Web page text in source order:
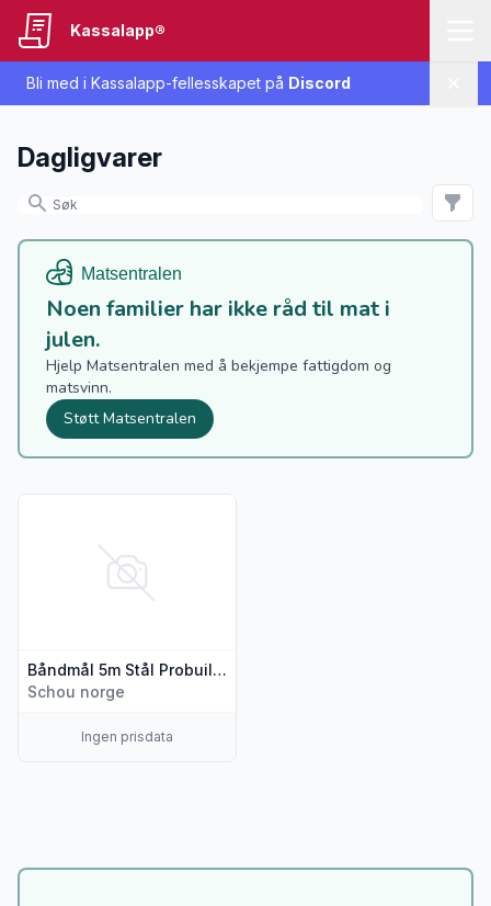
Bli med i Kassalapp-fellesskapet på Discord
Kassalapp®
Dagligvarer
Noen familier har ikke råd til mat i
julen.
Hjelp Matsentralen med å bekjempe fattigdom og
matsvinn.
Støtt Matsentralen
Båndmål 5m Stål Probuilder
Schou norge
Ingen prisdata